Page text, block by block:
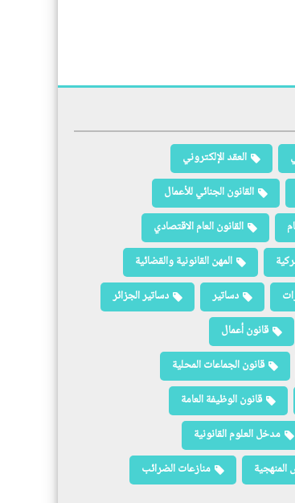
العقد الإلكتروني
القانون الجنائي للأعمال
القانون العام الاقتصادي
المهن القانونية والقضائية
دساتير
دساتير الجزائر
قانون أعمال
قانون الجماعات المحلية
قانون الوظيفة العامة
مدخل العلوم القانونية
منازعات الضرائب